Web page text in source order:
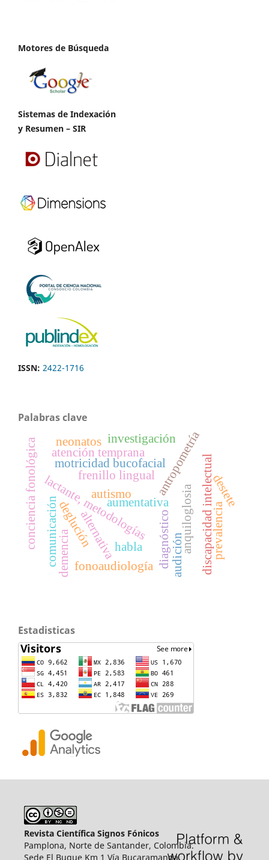
Motores de Búsqueda
Sistemas de Indexación
y Resumen – SIR
ISSN: 2422-1716
Palabras clave
anquiloglosia
diagnóstico
frenillo lingual
lactante, metodologías
alternativa
autismo
aumentativa
comunicación fonoaudiología
deglución
antropometría
motricidad bucofacial
atención temprana
conciencia fonológica discapacidad intelectual
investigación
habla audición prevalencia
destete
demencia
neonatos
Estadisticas
Revista Científica Signos Fónicos
Pamplona, Norte de Santander, Colombia.
Sede El Buque Km 1 Vía Bucaramanga.